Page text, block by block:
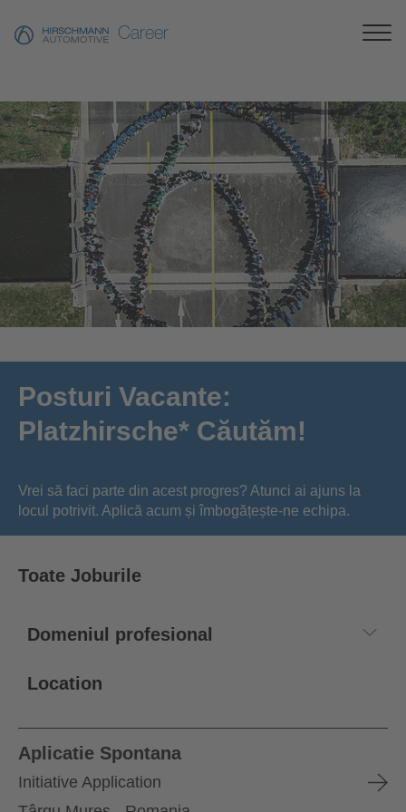
Career
Posturi Vacante:
Platzhirsche* Căutăm!
Vrei să faci parte din acest progres? Atunci ai ajuns la
locul potrivit. Aplică acum și îmbogățește-ne echipa.
Toate Joburile
Location
Aplicatie Spontana
Initiative Application